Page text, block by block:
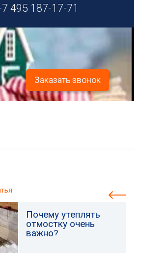
495 187-17-71
Заказать звонок
Почему утеплять
отмостку очень
важно?